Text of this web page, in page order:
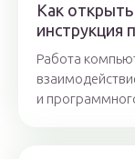
Как
инструкция
Работа
и